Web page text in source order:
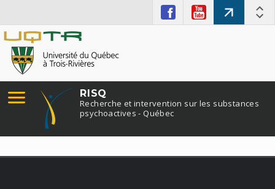
RISQ
Recherche et intervention sur les substances
psychoactives - Québec